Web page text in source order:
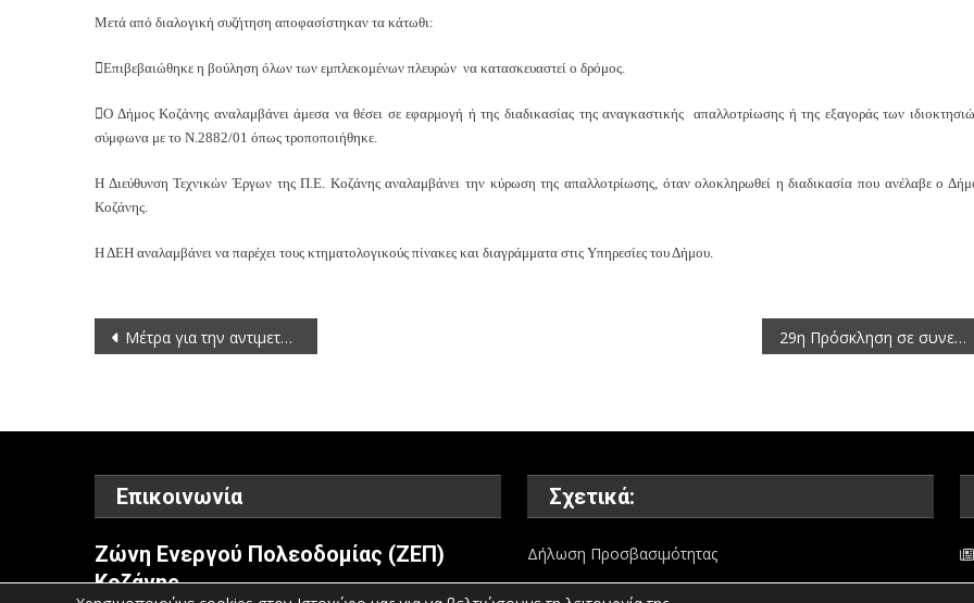
Μετά από διαλογική συζήτηση αποφασίστηκαν τα κάτωθι:
Επιβεβαιώθηκε η βούληση όλων των εμπλεκομένων πλευρών να κατασκευαστεί ο δρόμος.
Ο Δήμος Κοζάνης αναλαμβάνει άμεσα να θέσει σε εφαρμογή ή της διαδικασίας της αναγκαστικής απαλλοτρίωσης ή της εξαγοράς των
σύμφωνα με το Ν.2882/01 όπως τροποποιήθηκε.
Η Διεύθυνση Τεχνικών Έργων της Π.Ε. Κοζάνης αναλαμβάνει την κύρωση της απαλλοτρίωσης, όταν ολοκληρωθεί η διαδικασία που ανέλαβε ο
Κοζάνης.
Η ΔΕΗ αναλαμβάνει να παρέχει τους κτηματολογικούς πίνακες και διαγράμματα στις Υπηρεσίες του Δήμου.
Πλοήγηση
Μέτρα για την αντιμετώπιση των αυξημένων τιμών ρύπων στην ατμόσφαιρα 29η Πρόσκληση σε συνεδρίαση της Οικονομικής Επιτροπής της Περιφέρειας Δυτικής Μακεδονίας 2015
Επικοινωνία
Ζώνη Ενεργού Πολεοδομίας (ΖΕΠ)
Κοζάνης
Σχετικά:
Δήλωση Προσβασιμότητας